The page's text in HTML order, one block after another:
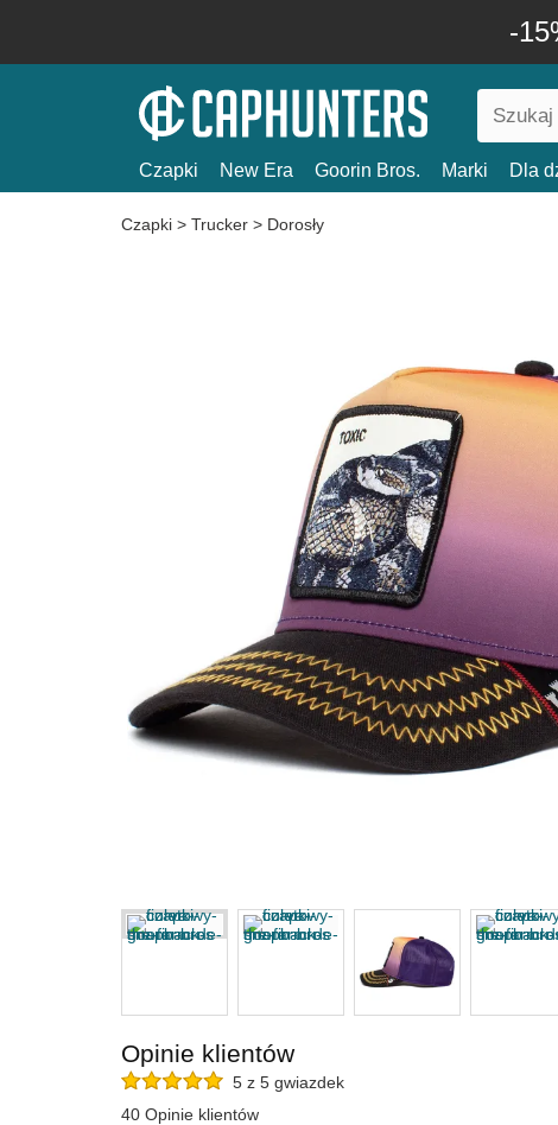
-
Czapki New Era Goorin Bros. Marki Dla
Czapki > Trucker > Dorosły
Opinie klientów
5 z 5 gwiazdek
40 Opinie klientów